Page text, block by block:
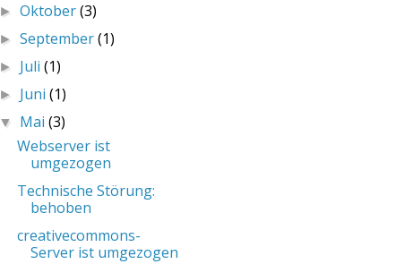
►Oktober(3)
►September(1)
► Juli(1)
► Juni(1)
▼ Mai(3)
Webserver ist
umgezogen
Technische Störung:
behoben
creativecommons-
Server ist umgezogen